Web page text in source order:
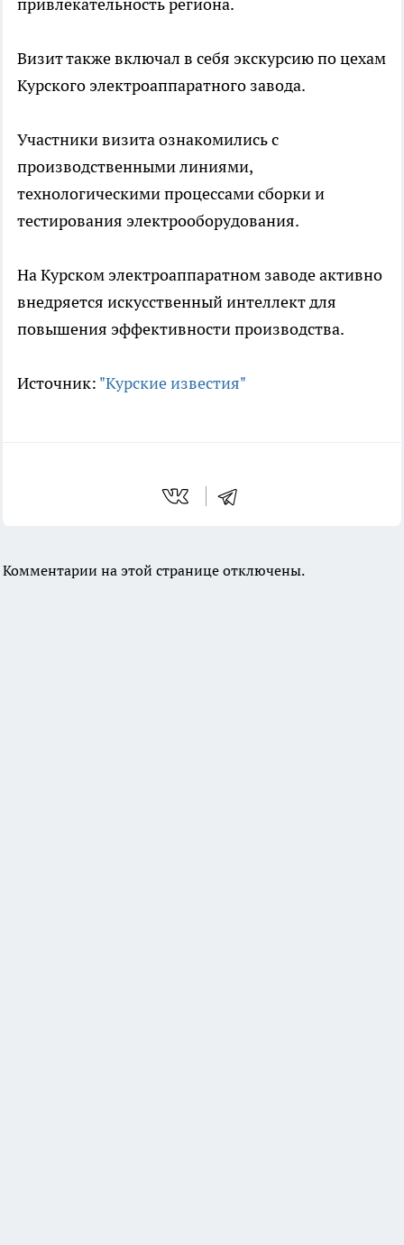
привлекательность региона.
Визит также включал в себя экскурсию по цехам
Курского электроаппаратного завода.
Участники визита ознакомились с
производственными линиями,
технологическими процессами сборки и
тестирования электрооборудования.
На Курском электроаппаратном заводе активно
внедряется искусственный интеллект для
повышения эффективности производства.
Источник: "Курские известия"
Комментарии на этой странице отключены.